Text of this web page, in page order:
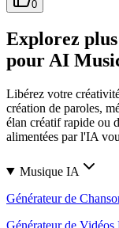
0
Explorez
pour AI
Libérez votre
création de paroles,
élan créatif rapide ou
alimentées par l'IA
Musique IA
Générateur de
Générateur de